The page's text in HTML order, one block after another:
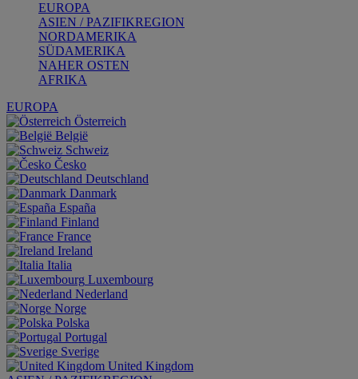
EUROPA
ASIEN / PAZIFIKREGION
NORDAMERIKA
SÜDAMERIKA
NAHER OSTEN
AFRIKA
EUROPA
Österreich
België
Schweiz
Česko
Deutschland
Danmark
España
Finland
France
Ireland
Italia
Luxembourg
Nederland
Norge
Polska
Portugal
Sverige
United Kingdom